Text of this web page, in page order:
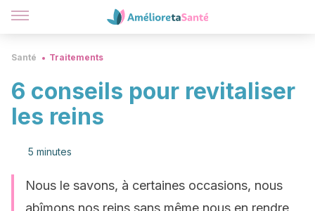
Santé Traitements
6 conseils pour revitaliser
les reins
5 minutes
Nous le savons, à certaines occasions, nous
abîmons nos reins sans même nous en rendre